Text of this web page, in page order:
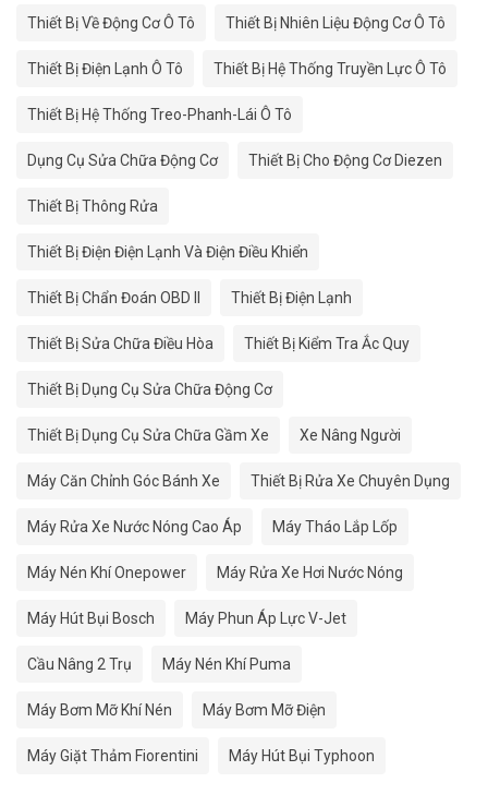
Thiết Bị Về Động Cơ Ô Tô Thiết Bị Nhiên Liệu Động Cơ Ô Tô
Thiết Bị Điện Lạnh Ô Tô Thiết Bị Hệ Thống Truyền Lực Ô Tô
Thiết Bị Hệ Thống Treo-Phanh-Lái Ô Tô
Dụng Cụ Sửa Chữa Động Cơ Thiết Bị Cho Động Cơ Diezen
Thiết Bị Thông Rửa
Thiết Bị Điện Điện Lạnh Và Điện Điều Khiển
Thiết Bị Chẩn Đoán OBD II Thiết Bị Điện Lạnh
Thiết Bị Sửa Chữa Điều Hòa Thiết Bị Kiểm Tra Ắc Quy
Thiết Bị Dụng Cụ Sửa Chữa Động Cơ
Thiết Bị Dụng Cụ Sửa Chữa Gầm Xe Xe Nâng Người
Máy Căn Chỉnh Góc Bánh Xe Thiết Bị Rửa Xe Chuyên Dụng
Máy Rửa Xe Nước Nóng Cao Áp Máy Tháo Lắp Lốp
Máy Nén Khí Onepower Máy Rửa Xe Hơi Nước Nóng
Máy Hút Bụi Bosch Máy Phun Áp Lực V-Jet
Cầu Nâng 2 Trụ Máy Nén Khí Puma
Máy Bơm Mỡ Khí Nén Máy Bơm Mỡ Điện
Máy Giặt Thảm Fiorentini Máy Hút Bụi Typhoon